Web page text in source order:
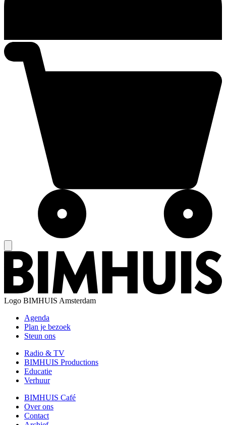
Logo BIMHUIS Amsterdam
Agenda
Plan je bezoek
Steun ons
Radio & TV
BIMHUIS Productions
Educatie
Verhuur
BIMHUIS Café
Over ons
Contact